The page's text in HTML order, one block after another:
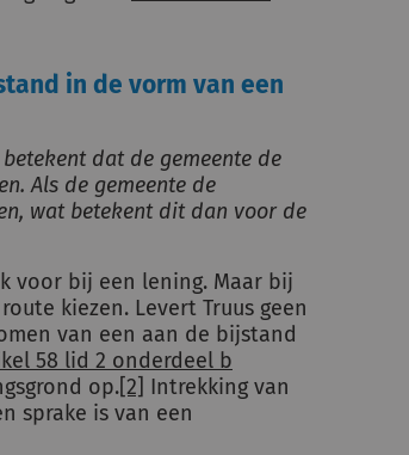
in de vorm van een
dat de gemeente de
Als de gemeente de
wat betekent dit dan voor de
voor bij een lening. Maar bij
kiezen. Levert Truus geen
van een aan de bijstand
58 lid 2 onderdeel b
op.[2] Intrekking van
sprake is van een